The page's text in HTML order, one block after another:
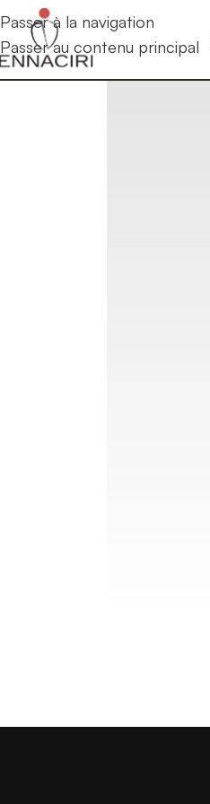
Passer à la navigation
Passer au contenu principal